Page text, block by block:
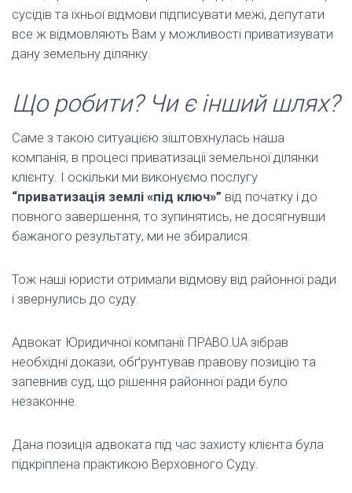
сусідів та їхньої відмови підписувати межі, депутати
все ж відмовляють Вам у можливості приватизувати
дану земельну ділянку.
Що робити? Чи є інший шлях?
Саме з такою ситуацією зіштовхнулась наша
компанія, в процесі приватизації земельної ділянки
клієнту. І оскільки ми виконуємо послугу
“приватизація землі «під ключ»” від початку і до
повного завершення, то зупинятись, не досягнувши
бажаного результату, ми не збиралися.
Тож наші юристи отримали відмову від районної ради
і звернулись до суду.
Адвокат Юридичної компанії ПРАВО.UA зібрав
необхідні докази, обґрунтував правову позицію та
запевнив суд, що рішення районної ради було
незаконне.
Дана позиція адвоката під час захисту клієнта була
підкріплена практикою Верховного Суду.